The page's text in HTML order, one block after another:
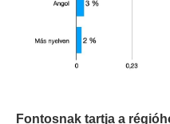
Fontosnak tartja a